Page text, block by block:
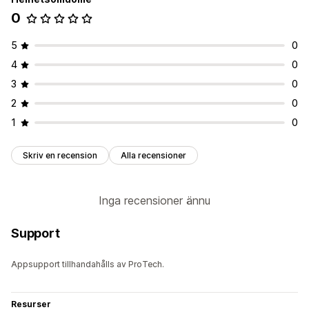
0
5
0
4
0
3
0
2
0
1
0
Skriv en recension Alla recensioner
Inga recensioner ännu
Support
Appsupport tillhandahålls av ProTech.
Resurser